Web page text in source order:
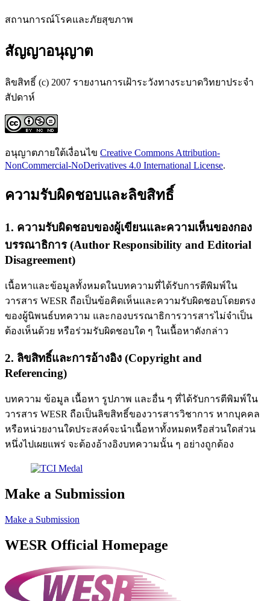
สถานการณ์โรคและภัยสุขภาพ
สัญญาอนุญาต
ลิขสิทธิ์ (c) 2007 รายงานการเฝ้าระวังทางระบาดวิทยาประจำ
สัปดาห์
อนุญาตภายใต้เงื่อนไข Creative Commons Attribution-
NonCommercial-NoDerivatives 4.0 International License.
ความรับผิดชอบและลิขสิทธิ์
1. ความรับผิดชอบของผู้เขียนและความเห็นของกอง
บรรณาธิการ (Author Responsibility and Editorial
Disagreement)
เนื้อหาและข้อมูลทั้งหมดในบทความที่ได้รับการตีพิมพ์ใน
วารสาร WESR ถือเป็นข้อคิดเห็นและความรับผิดชอบโดยตรง
ของผู้นิพนธ์บทความ และกองบรรณาธิการวารสารไม่จำเป็น
ต้องเห็นด้วย หรือร่วมรับผิดชอบใด ๆ ในเนื้อหาดังกล่าว
2. ลิขสิทธิ์และการอ้างอิง (Copyright and
Referencing)
บทความ ข้อมูล เนื้อหา รูปภาพ และอื่น ๆ ที่ได้รับการตีพิมพ์ใน
วารสาร WESR ถือเป็นลิขสิทธิ์ของวารสารวิชาการ หากบุคคล
หรือหน่วยงานใดประสงค์จะนำเนื้อหาทั้งหมดหรือส่วนใดส่วน
หนึ่งไปเผยแพร่ จะต้องอ้างอิงบทความนั้น ๆ อย่างถูกต้อง
Make a Submission
Make a Submission
WESR Official Homepage